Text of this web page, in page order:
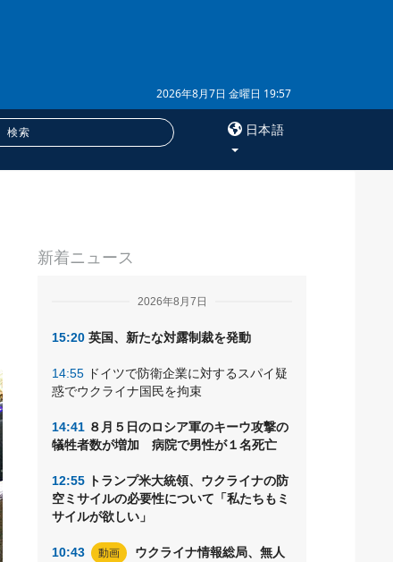
2026年8月7日 金曜日 19:57
日本語
購読
新着ニュース
2026年8月7日
15:20 英国、新たな対露制裁を発動
14:55 ドイツで防衛企業に対するスパイ疑
惑でウクライナ国民を拘束
14:41 ８月５日のロシア軍のキーウ攻撃の
犠牲者数が増加 病院で男性が１名死亡
12:55 トランプ米大統領、ウクライナの防
空ミサイルの必要性について「私たちもミ
サイルが欲しい」
10:43 動画
ウクライナ情報総局、無人